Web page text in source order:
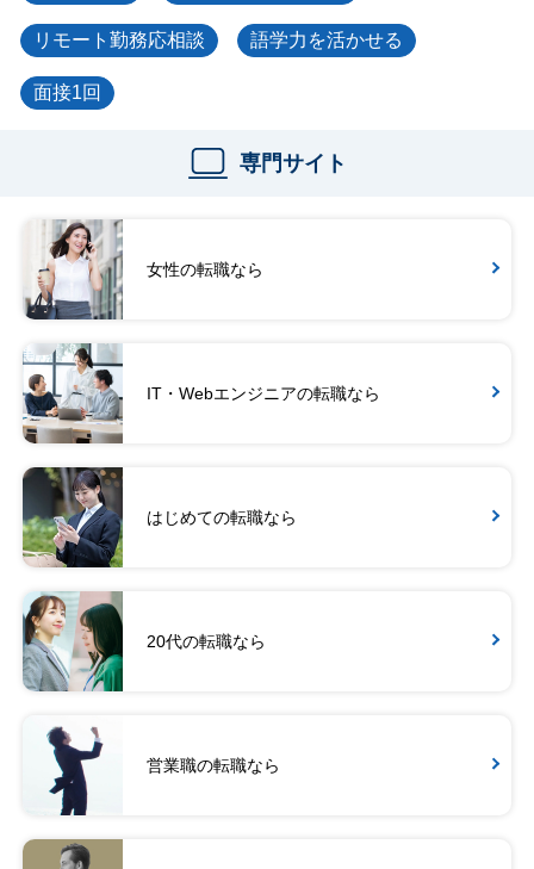
リモート勤務応相談 語学力を活かせる
面接1回
専門サイト
女性の転職なら
IT・Webエンジニアの転職なら
はじめての転職なら
20代の転職なら
営業職の転職なら